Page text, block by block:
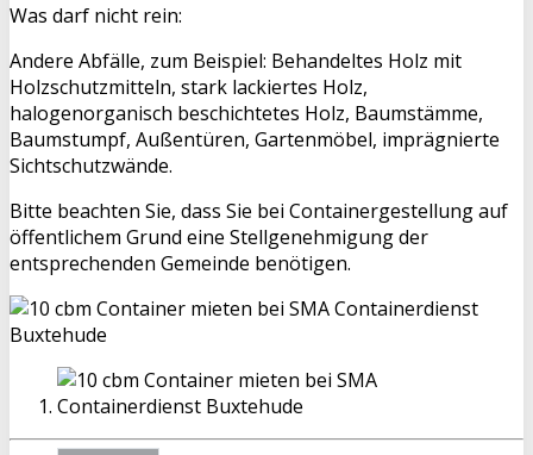
Was darf nicht rein:
Andere Abfälle, zum Beispiel: Behandeltes Holz mit
Holzschutzmitteln, stark lackiertes Holz,
halogenorganisch beschichtetes Holz, Baumstämme,
Baumstumpf, Außentüren, Gartenmöbel, imprägnierte
Sichtschutzwände.
Bitte beachten Sie, dass Sie bei Containergestellung auf
öffentlichem Grund eine Stellgenehmigung der
entsprechenden Gemeinde benötigen.